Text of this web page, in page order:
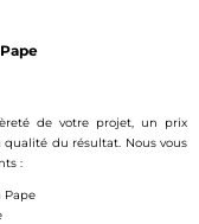
de votre projet, un prix
du résultat. Nous vous
:
Pape